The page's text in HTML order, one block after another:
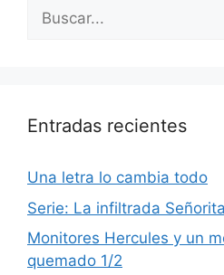
Buscar:
Entradas recientes
Una letra lo cambia todo
Serie: La infiltrada
Monitores Hercules y un
quemado 1/2